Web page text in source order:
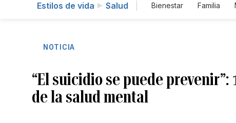
Estilos de vida Salud Bienestar Familia
NOTICIA
“El suicidio se puede
de la salud mental